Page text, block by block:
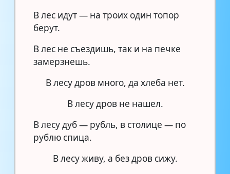
В лес идут — на троих один топор
берут.
В лес не съездишь, так и на печке
замерзнешь.
В лесу дров много, да хлеба нет.
В лесу дров не нашел.
В лесу дуб — рубль, в столице — по
рублю спица.
В лесу живу, а без дров сижу.